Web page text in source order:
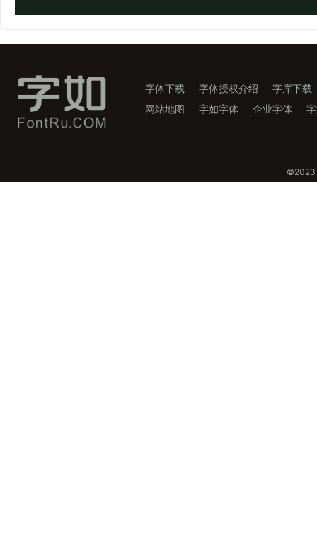
字体下载 字体授权介绍
字库下载
网站地图
字如字体 企业字体
©️2023